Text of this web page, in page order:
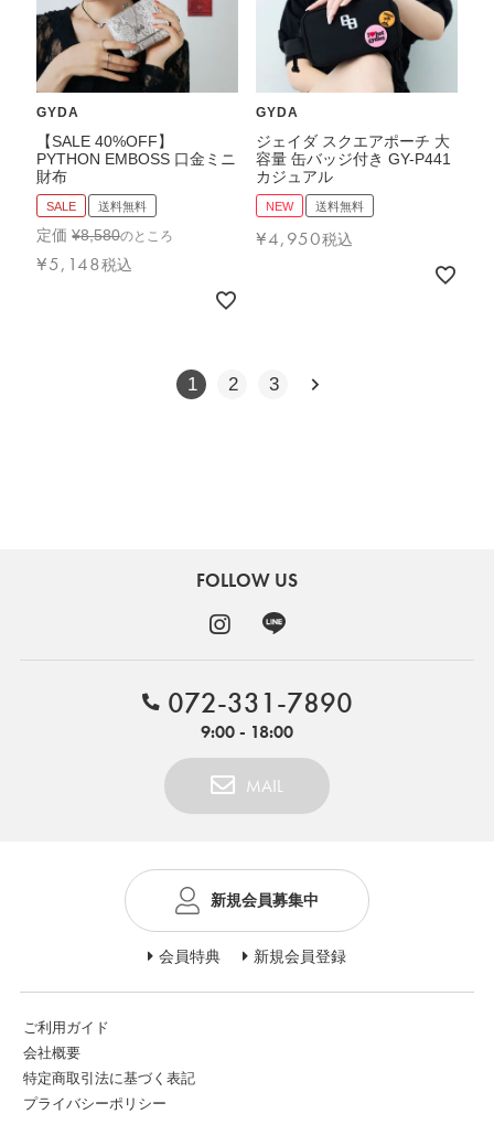
GYDA
【SALE 40%OFF】
PYTHON EMBOSS 口金ミニ
財布
SALE 送料無料
定価 ¥8,580のところ
¥5,148税込
GYDA
ジェイダ スクエアポーチ 大
容量 缶バッジ付き GY-P441
カジュアル
NEW 送料無料
¥4,950税込
1 2 3
FOLLOW US
MAIL
072-331-7890
9:00 - 18:00
新規会員募集中
会員特典 新規会員登録
ご利用ガイド
会社概要
特定商取引法に基づく表記
プライバシーポリシー